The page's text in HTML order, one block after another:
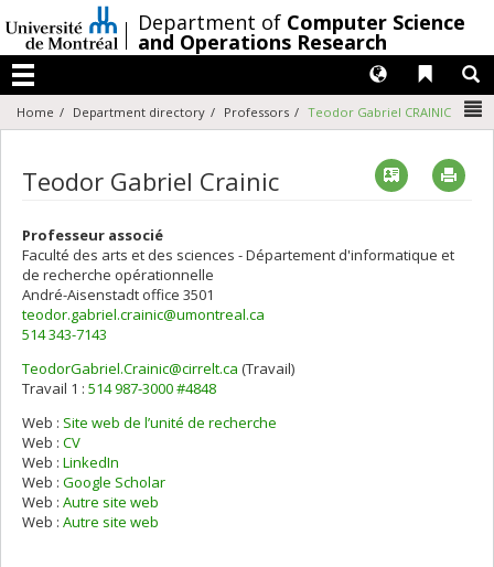
au
contenu
/Department of Computer Science
and Operations Research
Menu
Liens
Langues
Home Department directory Professors Teodor Gabriel CRAINIC
Teodor Gabriel Crainic Vcard
Professeur associé
Faculté des arts et des sciences - Département d'informatique et
de recherche opérationnelle
André-Aisenstadt office 3501
teodor.gabriel.crainic@umontreal.ca
514 343-7143
Courriels
TeodorGabriel.Crainic@cirrelt.ca (Travail)
Travail 1 : 514 987-3000 #4848
Web : Site web de l’unité de recherche
Web : CV
Web : LinkedIn
Web : Google Scholar
Web : Autre site web
Web : Autre site web